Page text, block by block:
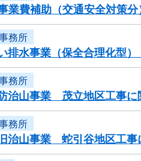
業費補助（交通安全対策
務所
い排水事業（保全合理化
務所
治山事業 茂立地区工事に
務所
治山事業 蛇引谷地区工事